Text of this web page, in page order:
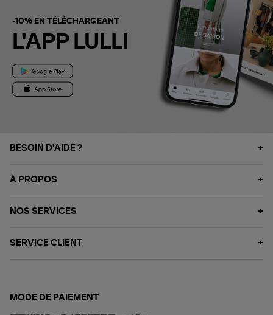
-10% EN TÉLÉCHARGEANT
L'APP LULLI
BESOIN D'AIDE ?
À PROPOS
NOS SERVICES
SERVICE CLIENT
MODE DE PAIEMENT